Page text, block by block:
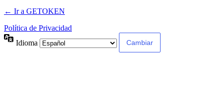
← Ir a GETOKEN
Política de Privacidad
Idioma